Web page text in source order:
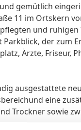
gemütlich
11 im Ortskern
und
der zum
Ärzte, Friseur,
ausgestattete
eine
Trockner sowie